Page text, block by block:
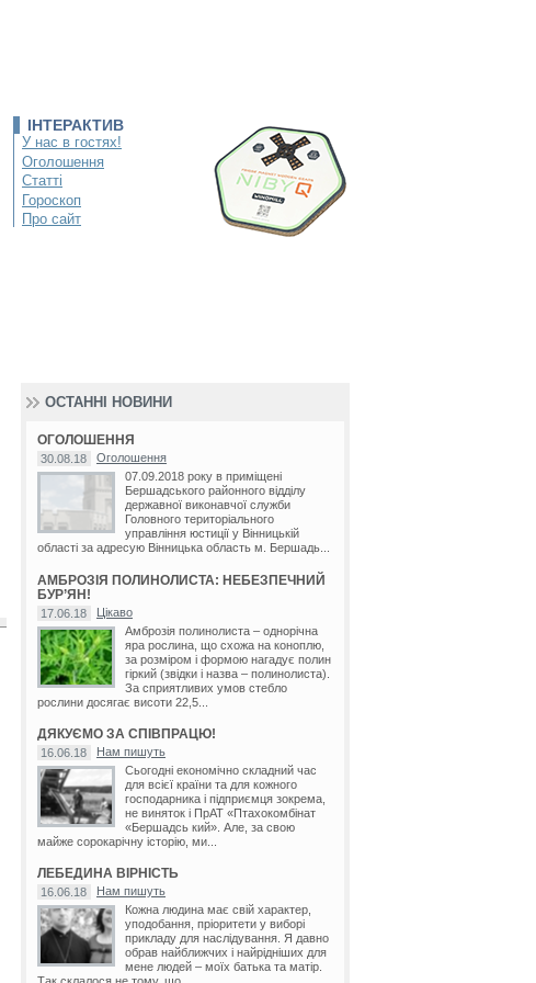
ІНТЕРАКТИВ
У нас в гостях!
Оголошення
Статті
Гороскоп
Про сайт
ОСТАННІ НОВИНИ
ОГОЛОШЕННЯ
30.08.18
Оголошення
07.09.2018 року в приміщені
Бершадського районного відділу
державної виконавчої служби
Головного територіального
управління юстиції у Вінницькій
області за адресую Вінницька область м. Бершадь...
АМБРОЗІЯ ПОЛИНОЛИСТА: НЕБЕЗПЕЧНИЙ
БУР’ЯН!
17.06.18
Цікаво
Амброзія полинолиста – однорічна
яра рослина, що схожа на коноплю,
за розміром і формою нагадує полин
гіркий (звідки і назва – полинолиста).
За сприятливих умов стебло
рослини досягає висоти 22,5...
ДЯКУЄМО ЗА СПІВПРАЦЮ!
16.06.18
Нам пишуть
Сьогодні економічно складний час
для всієї країни та для кожного
господарника і підприємця зокрема,
не виняток і ПрАТ «Птахокомбінат
«Бершадсь кий». Але, за свою
майже сорокарічну історію, ми...
ЛЕБЕДИНА ВІРНІСТЬ
16.06.18
Нам пишуть
Кожна людина має свій характер,
уподобання, пріоритети у виборі
прикладу для наслідування. Я давно
обрав найближчих і найрідніших для
мене людей – моїх батька та матір.